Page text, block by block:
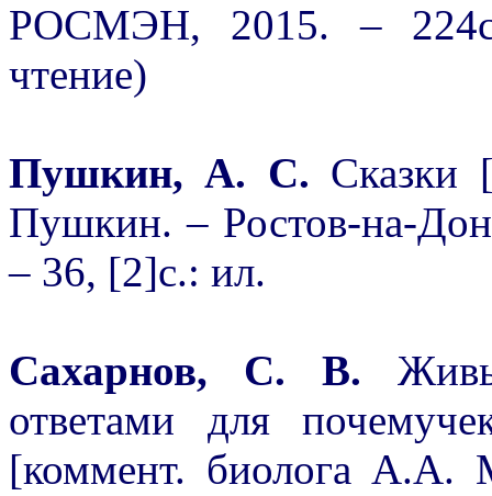
РОСМЭН, 2015. –
чтение)
Пушкин, А. С. Сказки
Пушкин. – Ростов-на-
– 36, [2]с.: ил.
Сахарнов, С. В.
ответами для
[коммент. биолога